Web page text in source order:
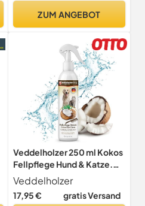
Absorbierend Puppy Pads
Meerschweinchen
ZUM ANGEBOT
Veddelholzer 250 ml Kokos
Fellpflege Hund & Katze.
Entfilzungsspray, Welpen,
Fell. Zubehör,
Hundeparfüm,
Veddelholzer
17,95 € gratis Versand